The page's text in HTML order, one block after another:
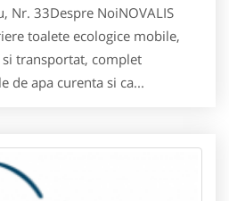
Nr. 33Despre NoiNOVALIS
toalete ecologice mobile,
transportat, complet
de apa curenta si ca...